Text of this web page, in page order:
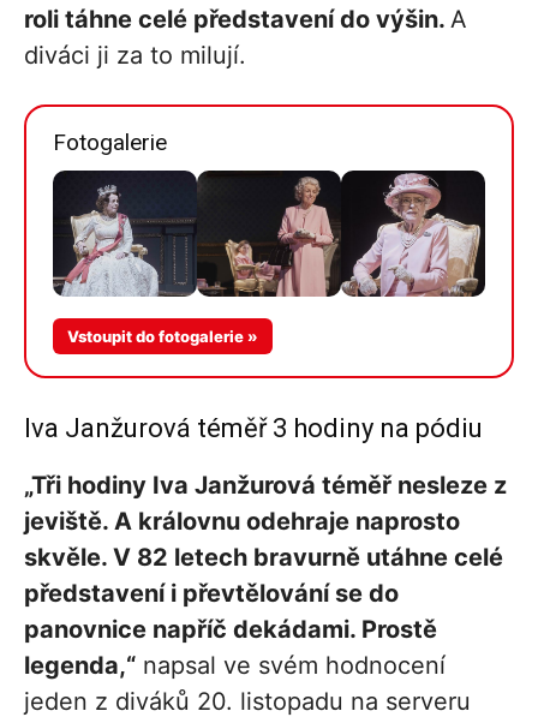
roli táhne celé představení do výšin. A
diváci ji za to milují.
Fotogalerie
Vstoupit do fotogalerie »
Iva Janžurová téměř 3 hodiny na pódiu
„Tři hodiny Iva Janžurová téměř nesleze z
jeviště. A královnu odehraje naprosto
skvěle. V 82 letech bravurně utáhne celé
představení i převtělování se do
panovnice napříč dekádami. Prostě
legenda,“ napsal ve svém hodnocení
jeden z diváků 20. listopadu na serveru